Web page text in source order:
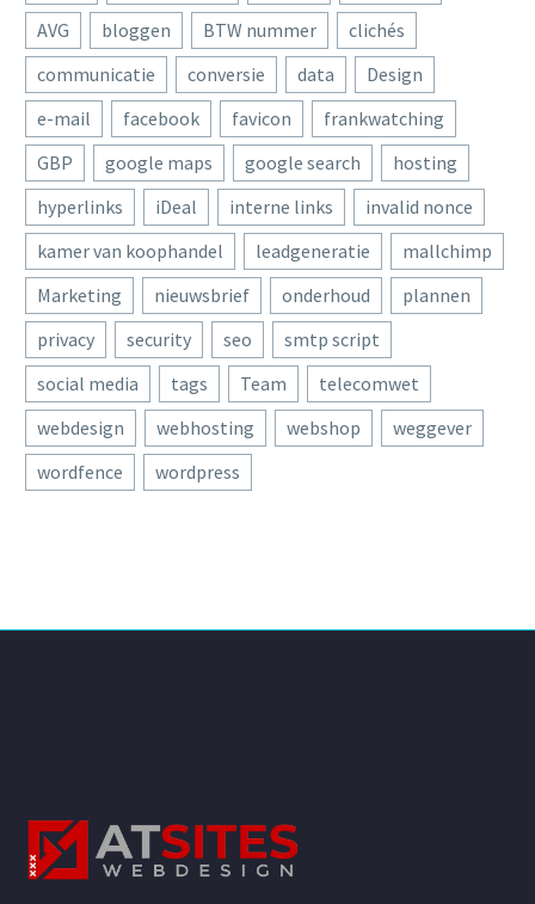
AVG
bloggen BTW nummer
clichés
communicatie
conversie data
Design
e-mail
facebook favicon
frankwatching
GBP
google maps google search
hosting
hyperlinks
iDeal interne links
invalid nonce
kamer van koophandel
leadgeneratie
mallchimp
Marketing
nieuwsbrief onderhoud
plannen
privacy
security seo
smtp script
social media
tags Team
telecomwet
webdesign
webhosting webshop
weggever
wordfence
wordpress